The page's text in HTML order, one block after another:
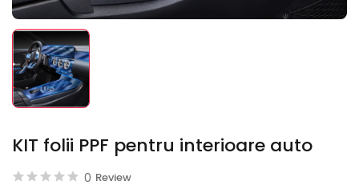
KIT folii PPF pentru interioare auto
0 Review